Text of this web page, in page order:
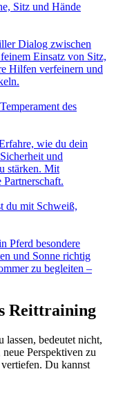
Sitz und Hände
Dialog zwischen
Einsatz von Sitz,
Hilfen verfeinern und
des
wie du dein
und
stärken. Mit
du mit Schweiß,
Pferd besondere
und Sonne richtig
zu begleiten –
Reittraining
lassen, bedeutet nicht,
Perspektiven zu
Du kannst